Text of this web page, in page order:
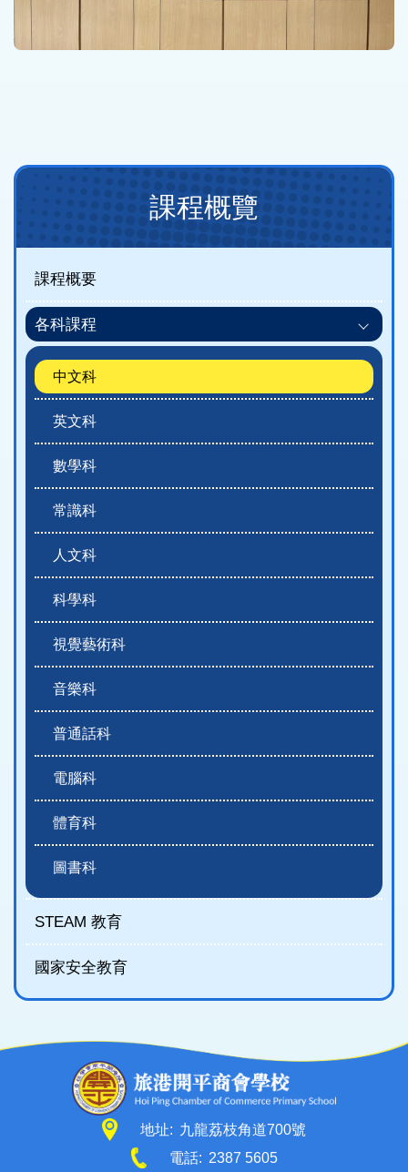
Main
(課
程
概
覽)
課程概覽
課程概要
各科課程
中文科
英文科
數學科
常識科
人文科
科學科
視覺藝術科
音樂科
普通話科
電腦科
體育科
圖書科
STEAM 教育
國家安全教育
地址: 九龍荔枝角道700號
電話: 2387 5605